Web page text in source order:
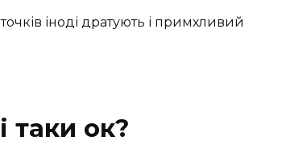
іноді дратують і примхливий
таки ок?